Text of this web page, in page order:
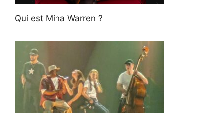
Qui est Mina Warren ?